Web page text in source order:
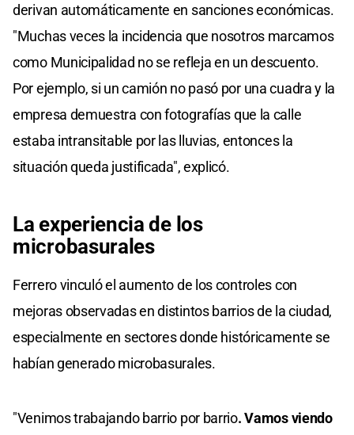
derivan automáticamente en sanciones económicas.
"Muchas veces la incidencia que nosotros marcamos
como Municipalidad no se refleja en un descuento.
Por ejemplo, si un camión no pasó por una cuadra y la
empresa demuestra con fotografías que la calle
estaba intransitable por las lluvias, entonces la
situación queda justificada", explicó.
La experiencia de los
microbasurales
Ferrero vinculó el aumento de los controles con
mejoras observadas en distintos barrios de la ciudad,
especialmente en sectores donde históricamente se
habían generado microbasurales.
"Venimos trabajando barrio por barrio. Vamos viendo